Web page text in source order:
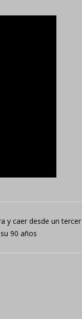
y caer desde un
90 años